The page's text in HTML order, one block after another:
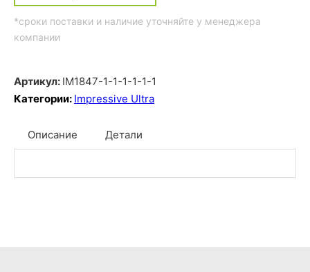
*сроки поставки и наличие уточняйте у менеджера
компании
Артикул: IM1847-1-1-1-1-1-1
Категории: Impressive Ultra
Описание Детали